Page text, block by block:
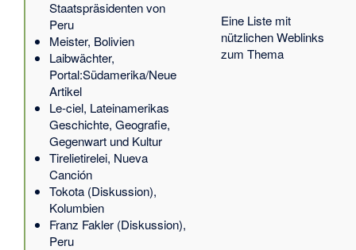
Staatspräsidenten von
Peru
Meister, Bolivien
Laibwächter,
Portal:Südamerika/Neue
Artikel
Le-ciel, Lateinamerikas
Geschichte, Geografie,
Gegenwart und Kultur
Tirelietirelei, Nueva
Canción
Tokota(Diskussion),
Kolumbien
Franz Fakler(Diskussion),
Peru
Eine Liste mit
nützlichen Weblinks
zum Thema